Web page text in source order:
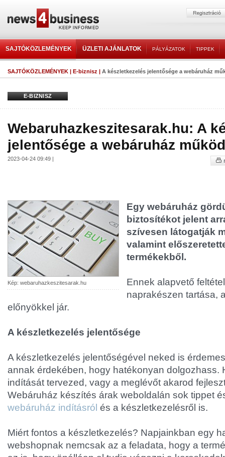
SAJTÓKÖZLEMÉNYEK ÜZLETI AJÁNLATOK PÁLYÁZATOK TIPPEK
SAJTÓKÖZLEMÉNYEK | E-biznisz | A készletkezelés jelentősége a webáruház
E-BIZNISZ
Webaruhazkeszitesarak.hu: A
jelentősége a webáruház
2023-04-24 09:49 |
Kép: webaruhazkeszitesarak.hu
Egy webáruház
biztosítékot jelent
szívesen látogatják
valamint
termékekből.
Ennek alapvető
naprakészen tartása,
előnyökkel jár.
A készletkezelés jelentősége
A készletkezelés jelentőségével neked is
annak érdekében, hogy hatékonyan dolgozhass.
indítását tervezed, vagy a meglévőt akarod
Webáruház készítés árak weboldalán sok tippet
webáruház indításról és a készletkezelésről is.
Miért fontos a készletkezelés? Napjainkban egy
webshopnak nemcsak az a feladata, hogy a